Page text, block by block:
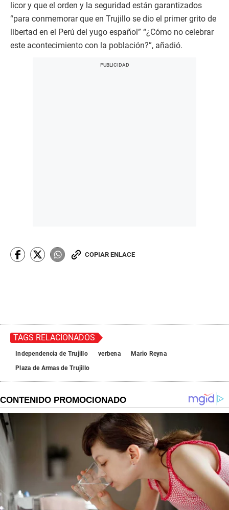
licor y que el orden y la seguridad están garantizados
“para conmemorar que en Trujillo se dio el primer grito de
libertad en el Perú del yugo español” “¿Cómo no celebrar
este acontecimiento con la población?”, añadió.
COPIAR ENLACE
TAGS RELACIONADOS
Independencia de Trujillo verbena
Mario Reyna
Plaza de Armas de Trujillo